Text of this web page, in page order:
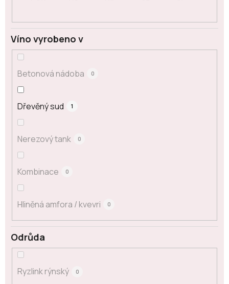
Odrůda
Ryzlink rýnský 0
Víno vyrobeno v
Betonová nádoba 0
Dřevěný sud 1
Nerezový tank 0
Kombinace 0
Hliněná amfora / kvevri 0